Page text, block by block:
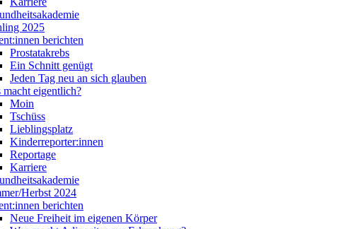
2025
berichten
Prostatakrebs
Ein Schnitt genügt
Jeden Tag neu an sich glauben
macht eigentlich?
Moin
Tschüss
Lieblingsplatz
Kinderreporter:innen
Reportage
Karriere
Herbst 2024
berichten
Neue Freiheit im eigenen Körper